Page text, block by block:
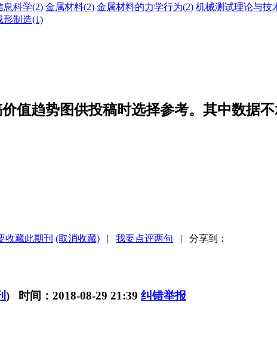
息科学(2) 金属材料(2) 金属材料的力学行为(2) 机械测试理论与技
形制造(1)
值趋势图供投稿时选择参考。其中数据不
收藏此期刊 (取消收藏) | 我要点评两句 | 分享到：
) 时间：2018-08-29 21:39 纠错举报